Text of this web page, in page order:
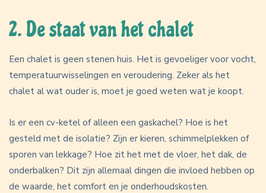
2. De staat van het chalet
Een chalet is geen stenen huis. Het is gevoeliger voor vocht,
temperatuurwisselingen en veroudering. Zeker als het
chalet al wat ouder is, moet je goed weten wat je koopt.
Is er een cv-ketel of alleen een gaskachel? Hoe is het
gesteld met de isolatie? Zijn er kieren, schimmelplekken of
sporen van lekkage? Hoe zit het met de vloer, het dak, de
onderbalken? Dit zijn allemaal dingen die invloed hebben op
de waarde, het comfort en je onderhoudskosten.